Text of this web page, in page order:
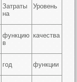
Затраты
на
Уровень
функцию
в
качества
год функции